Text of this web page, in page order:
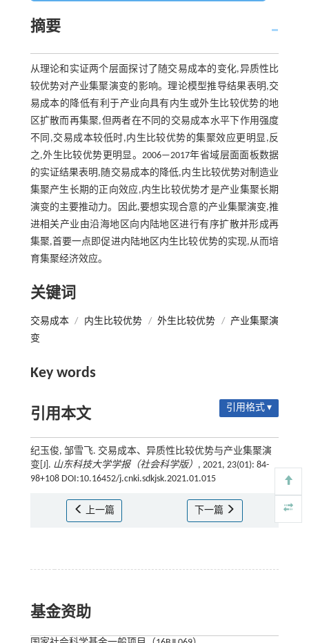
摘要
从理论和实证两个层面探讨了随交易成本的变化,异质性比
较优势对产业集聚演变的影响。理论模型推导结果表明,交
易成本的降低有利于产业向具有内生或外生比较优势的地
区扩散而再集聚,但两者在不同的交易成本水平下作用强度
不同,交易成本较低时,内生比较优势的集聚效应更明显,反
之,外生比较优势更明显。2006—2017年省域层面面板数据
的实证结果表明,随交易成本的降低,内生比较优势对制造业
集聚产生长期的正向效应,内生比较优势才是产业集聚长期
演变的主要推动力。因此,要想实现合意的产业集聚演变,推
进相关产业由沿海地区向内陆地区进行有序扩散并形成再
集聚,首要一点即促进内陆地区内生比较优势的实现,从而培
育集聚经济效应。
关键词
交易成本 / 内生比较优势 / 外生比较优势 /
产业集聚演
变
Key words
引用本文 引用格式 ▾
纪玉俊, 邹雪飞. 交易成本、异质性比较优势与产业集聚演
变[J]. 山东科技大学学报（社会科学版） , 2021, 23(01): 84-
98+108 DOI:10.16452/j.cnki.sdkjsk.2021.01.015
上一篇 下一篇
基金资助